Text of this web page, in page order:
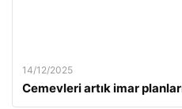
14/12/2025
Cemevleri artık imar